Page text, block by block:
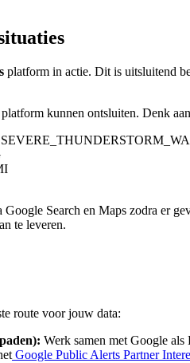
platform in actie. Dit is uitsluitend
kunnen ontsluiten. Denk
Search en Maps zodra er
te leveren.
route voor jouw data:
Werk samen met Google als
Google Public Alerts Partner